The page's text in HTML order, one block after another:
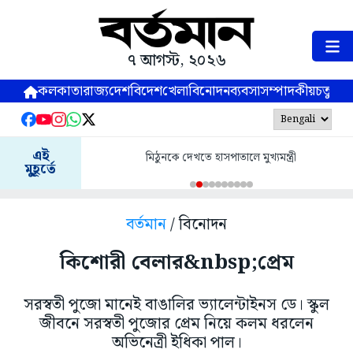
৭ আগস্ট, ২০২৬
কলকাতারাজ্যদেশবিদেশখেলাবিনোদনব্যবসাসম্পাদকীয়
এই
মুহূর্তে
মিঠুনকে দেখতে হাসপাতালে মুখ্যমন্ত্রী
বর্তমান/ বিনোদন
কিশোরী বেলার&nbsp;প্রেম
সরস্বতী পুজো মানেই বাঙালির ভ্যালেন্টাইনস ডে। স্কুল
জীবনে সরস্বতী পুজোর প্রেম নিয়ে কলম ধরলেন
অভিনেত্রী ইধিকা পাল।